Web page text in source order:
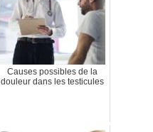
Causes possibles de la
douleur dans les testicules